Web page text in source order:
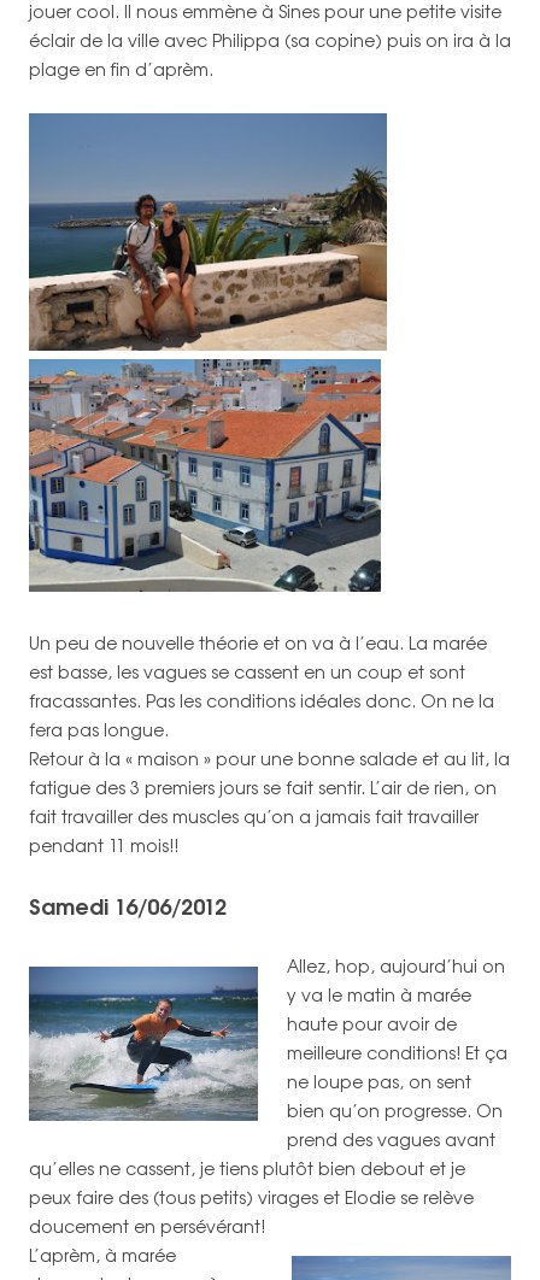
jouer cool. Il nous emmène à Sines pour une petite visite
éclair de la ville avec Philippa (sa copine) puis on ira à la
plage en fin d’aprèm.
Un peu de nouvelle théorie et on va à l’eau. La marée
est basse, les vagues se cassent en un coup et sont
fracassantes. Pas les conditions idéales donc. On ne la
fera pas longue.
Retour à la « maison » pour une bonne salade et au lit, la
fatigue des 3 premiers jours se fait sentir. L’air de rien, on
fait travailler des muscles qu’on a jamais fait travailler
pendant 11 mois!!
Samedi 16/06/2012
Allez, hop, aujourd’hui on
y va le matin à marée
haute pour avoir de
meilleure conditions! Et ça
ne loupe pas, on sent
bien qu’on progresse. On
prend des vagues avant
qu’elles ne cassent, je tiens plutôt bien debout et je
peux faire des (tous petits) virages et Elodie se relève
doucement en persévérant!
L’aprèm, à marée